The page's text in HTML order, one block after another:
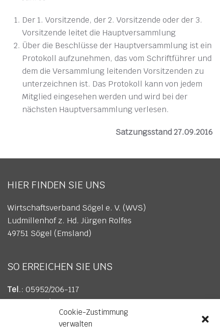
Cookie-Zustimmung
verwalten
Der 1. Vorsitzende, der 2. Vorsitzende oder der 3.
Vorsitzende leitet die Hauptversammlung
Über die Beschlüsse der Hauptversammlung ist ein
Protokoll aufzunehmen, das vom Schriftführer und
dem die Versammlung leitenden Vorsitzenden zu
unterzeichnen ist. Das Protokoll kann von jedem
Mitglied eingesehen werden und wird bei der
nächsten Hauptversammlung verlesen.
Satzungsstand 27.09.2016
HIER FINDEN SIE UNS
Wirtschaftsverband Sögel e. V. (WVS)
Ludmillenhof z. Hd. Jürgen Rolfes
49751 Sögel (Emsland)
SO ERREICHEN SIE UNS
Tel.: 05952/206-117
Fax: 05952/206-617
info@wv-soegel.de